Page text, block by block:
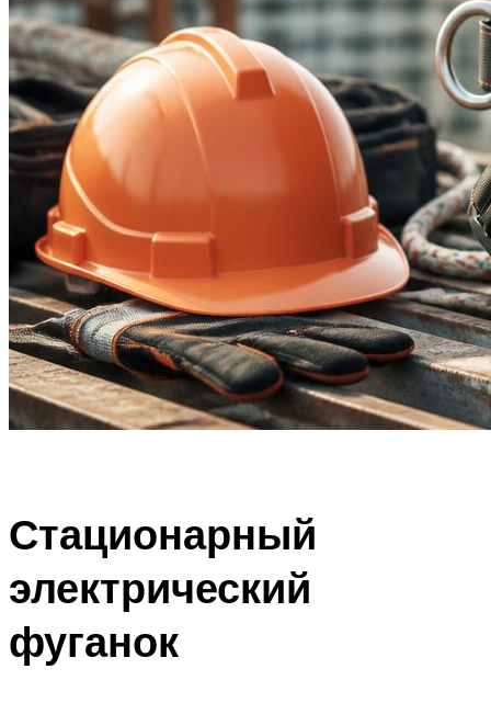
Стационарный
электрический
фуганок